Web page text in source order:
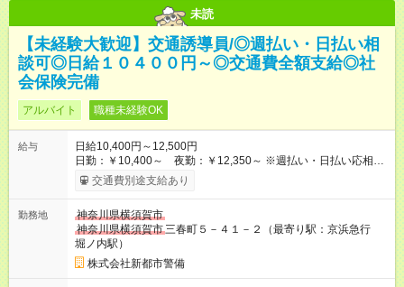
未読
【未経験大歓迎】交通誘導員/◎週払い・日払い相
談可◎日給１０４００円～◎交通費全額支給◎社
会保険完備
アルバイト 職種未経験OK
給与
日給10,400円～12,500円
日勤：￥10,400～ 夜勤：￥12,350～ ※週払い・日払い応相談
【試用期間】試用期間なし
交通費別途支給あり
勤務地
神奈川県横須賀市
神奈川県横須賀市三春町５－４１－２（最寄り駅：京浜急行
堀ノ内駅）
株式会社新都市警備